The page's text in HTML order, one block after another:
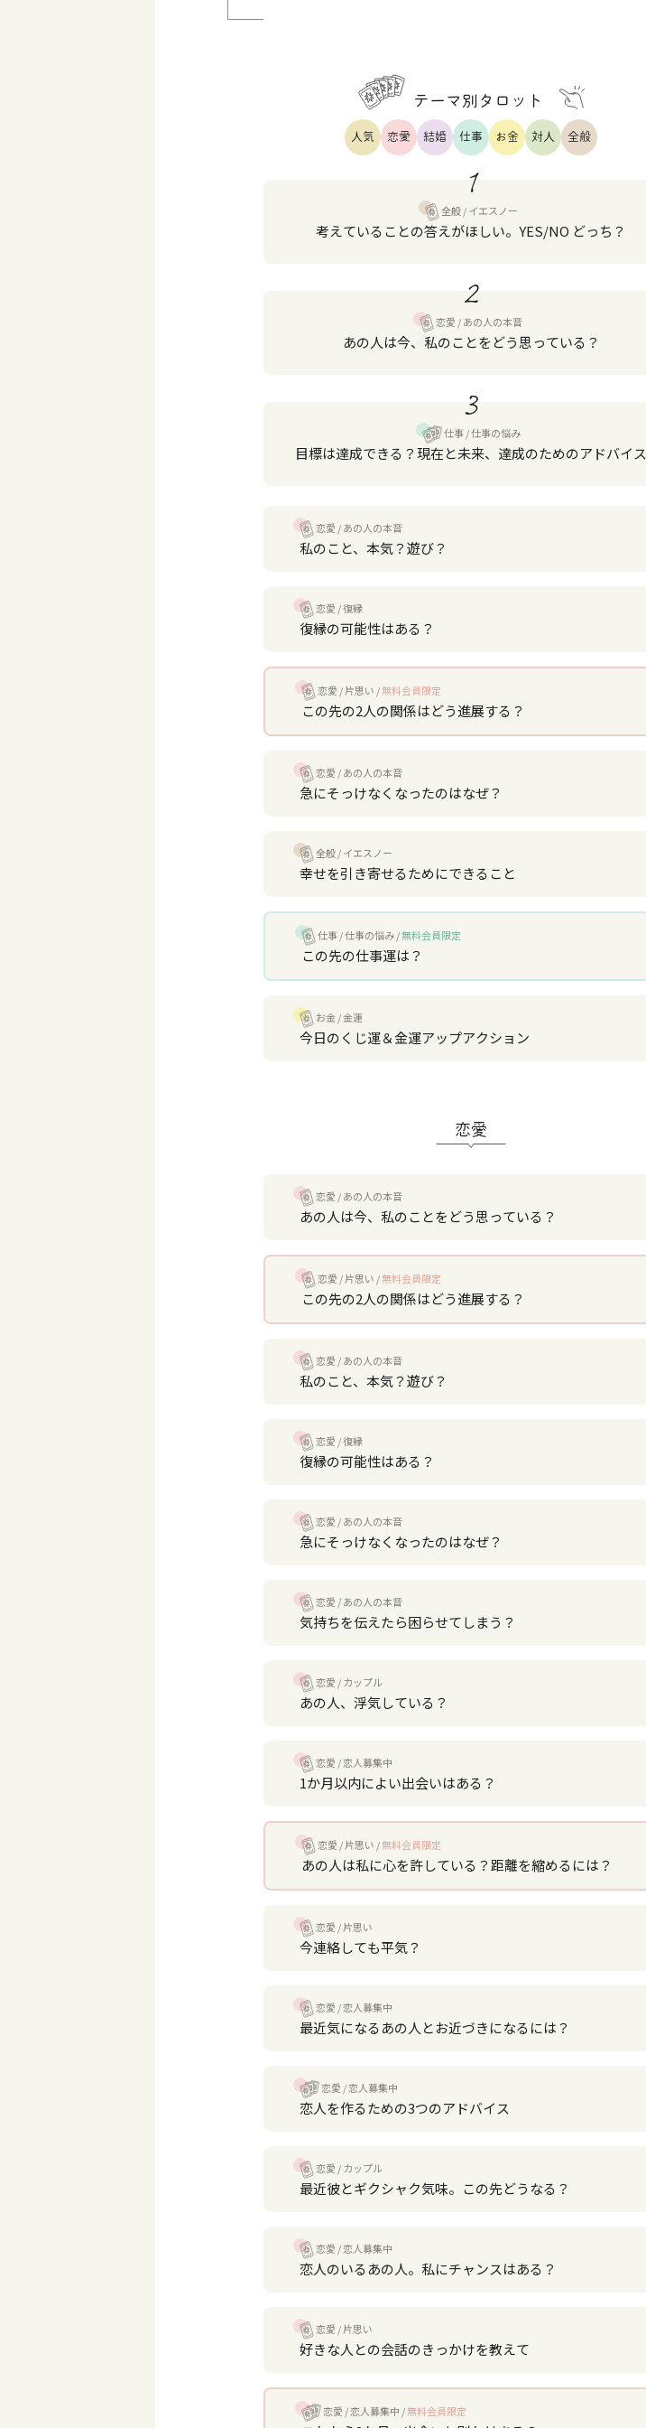
テーマ別タロット
人気 恋愛 結婚 仕事 お金 対人 全般
1
全般 イエスノー
考えていることの答えがほしい。YES/NO どっち？
2
恋愛 あの人の本音
あの人は今、私のことをどう思っている？
3
仕事 仕事の悩み
目標は達成できる？現在と未来、達成のためのアドバイス
恋愛 あの人の本音
私のこと、本気？遊び？
恋愛 復縁
復縁の可能性はある？
恋愛 片思い 無料会員限定
この先の2人の関係はどう進展する？
恋愛 あの人の本音
急にそっけなくなったのはなぜ？
全般 イエスノー
幸せを引き寄せるためにできること
仕事 仕事の悩み 無料会員限定
この先の仕事運は？
お金 金運
今日のくじ運＆金運アップアクション
恋愛
恋愛 あの人の本音
あの人は今、私のことをどう思っている？
恋愛 片思い 無料会員限定
この先の2人の関係はどう進展する？
恋愛 あの人の本音
私のこと、本気？遊び？
恋愛 復縁
復縁の可能性はある？
恋愛 あの人の本音
急にそっけなくなったのはなぜ？
恋愛 あの人の本音
気持ちを伝えたら困らせてしまう？
恋愛 カップル
あの人、浮気している？
恋愛 恋人募集中
1か月以内によい出会いはある？
恋愛 片思い 無料会員限定
あの人は私に心を許している？距離を縮めるには？
恋愛 片思い
今連絡しても平気？
恋愛 恋人募集中
最近気になるあの人とお近づきになるには？
恋愛 恋人募集中
恋人を作るための3つのアドバイス
恋愛 カップル
最近彼とギクシャク気味。この先どうなる？
恋愛 恋人募集中
恋人のいるあの人。私にチャンスはある？
恋愛 片思い
好きな人との会話のきっかけを教えて
恋愛 恋人募集中 無料会員限定